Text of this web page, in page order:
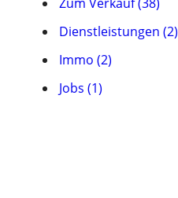
Dienstleistungen (2)
Immo (2)
Jobs (1)